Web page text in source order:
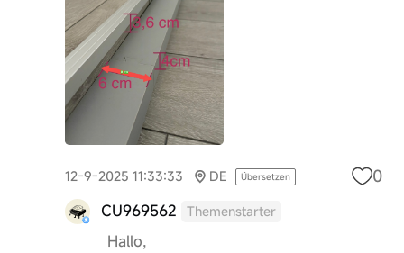
12-9-2025 11:33:33 DE Übersetzen 0
CU969562 Themenstarter
Hallo,